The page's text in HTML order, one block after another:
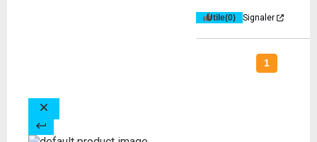
Utile(0) Signaler
1